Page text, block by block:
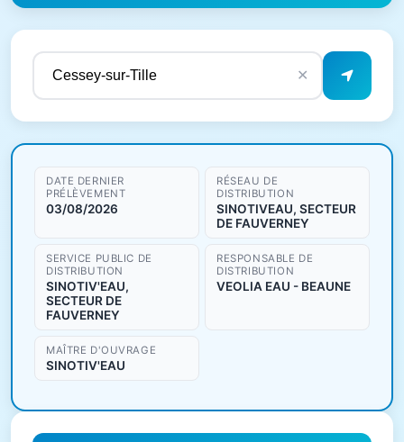
✕
Résultats de qualité de l'eau
DATE DERNIER
PRÉLÈVEMENT
03/08/2026
RÉSEAU DE
DISTRIBUTION
SINOTIVEAU, SECTEUR
DE FAUVERNEY
SERVICE PUBLIC DE
DISTRIBUTION
SINOTIV'EAU,
SECTEUR DE
FAUVERNEY
RESPONSABLE DE
DISTRIBUTION
VEOLIA EAU - BEAUNE
MAÎTRE D'OUVRAGE
SINOTIV'EAU